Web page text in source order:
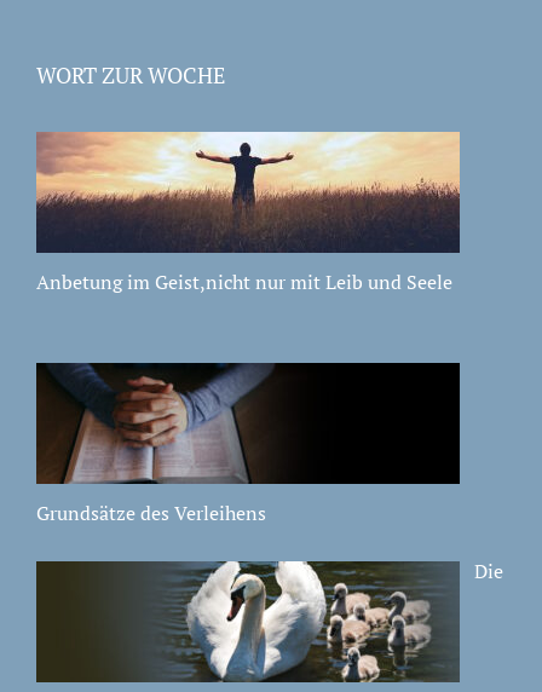
WORT ZUR WOCHE
Anbetung im Geist,nicht nur mit Leib und Seele
Grundsätze des Verleihens
Die